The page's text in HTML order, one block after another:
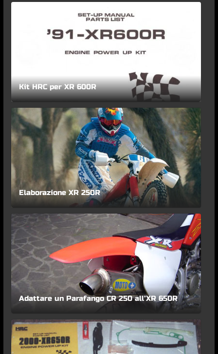
Kit HRC per XR 600R
Elaborazione XR 250R
Adattare un Parafango CR 250 all’XR 650R